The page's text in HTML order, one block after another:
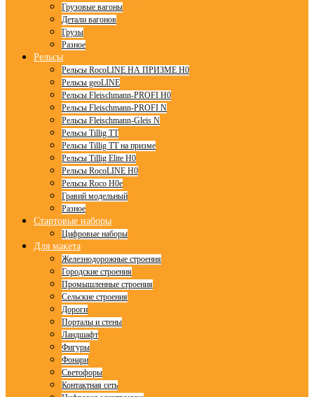
Грузовые вагоны
Детали вагонов
Грузы
Разное
Рельсы
Рельсы RocoLINE НА ПРИЗМЕ H0
Рельсы geoLINE
Рельсы Fleischmann-PROFI H0
Рельсы Fleischmann-PROFI N
Рельсы Fleischmann-Gleis N
Рельсы Tillig TT
Рельсы Tillig TT на призме
Рельсы Tillig Elite H0
Рельсы RocoLINE H0
Рельсы Roco H0e
Гравий модельный
Разное
Стартовые наборы
Цифровые наборы
Для макета
Железнодорожные строения
Городские строения
Промышленные строения
Сельские строения
Дороги
Порталы и стены
Ландшафт
Фигуры
Фонари
Светофоры
Контактная сеть